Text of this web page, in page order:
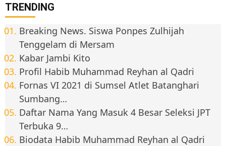
TRENDING
Breaking News. Siswa Ponpes Zulhijah
Tenggelam di Mersam
Kabar Jambi Kito
Profil Habib Muhammad Reyhan al Qadri
Fornas VI 2021 di Sumsel Atlet Batanghari
Sumbang…
Daftar Nama Yang Masuk 4 Besar Seleksi JPT
Terbuka 9…
Biodata Habib Muhammad Reyhan al Qadri